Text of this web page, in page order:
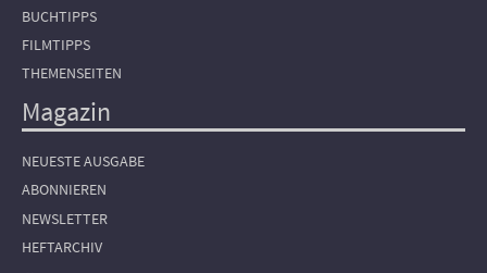
BUCHTIPPS
FILMTIPPS
THEMENSEITEN
Magazin
NEUESTE AUSGABE
ABONNIEREN
NEWSLETTER
HEFTARCHIV